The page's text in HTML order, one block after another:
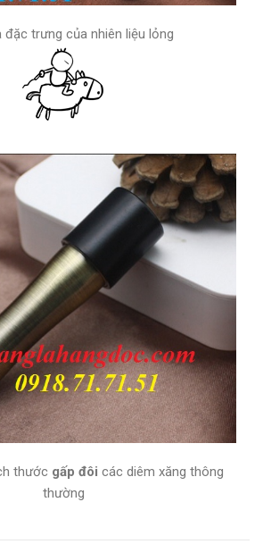
đặc trưng của nhiên liệu lỏng
thước gấp đôi các diêm xăng thông
thường